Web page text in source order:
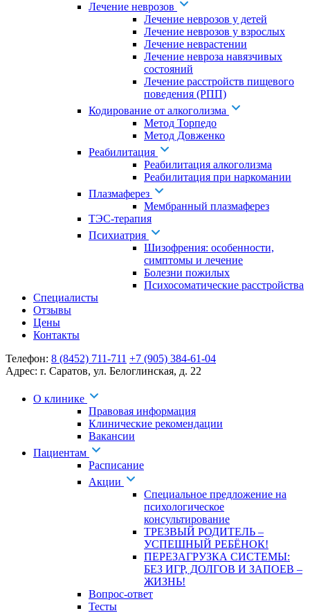
Лечение неврозов
Лечение неврозов у детей
Лечение неврозов у взрослых
Лечение неврастении
Лечение невроза навязчивых
состояний
Лечение расстройств пищевого
поведения (РПП)
Кодирование от алкоголизма
Метод Торпедо
Метод Довженко
Реабилитация
Реабилитация алкоголизма
Реабилитация при наркомании
Плазмаферез
Мембранный плазмаферез
ТЭС-терапия
Психиатрия
Шизофрения: особенности,
симптомы и лечение
Болезни пожилых
Психосоматические расстройства
Специалисты
Отзывы
Цены
Контакты
Телефон: 8 (8452) 711-711 +7 (905) 384-61-04
Адрес: г. Саратов, ул. Белоглинская, д. 22
О клинике
Правовая информация
Клинические рекомендации
Вакансии
Пациентам
Расписание
Акции
Специальное предложение на
психологическое
консультирование
ТРЕЗВЫЙ РОДИТЕЛЬ –
УСПЕШНЫЙ РЕБЁНОК!
ПЕРЕЗАГРУЗКА СИСТЕМЫ:
БЕЗ ИГР, ДОЛГОВ И ЗАПОЕВ –
ЖИЗНЬ!
Вопрос-ответ
Тесты